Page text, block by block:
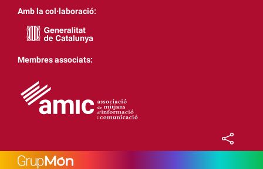
Amb la col·laboració:
Membres associats: